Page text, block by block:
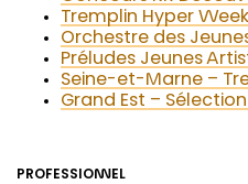
Tremplin Hyper
Orchestre des
Préludes Jeunes
Seine-et-Marne –
Grand Est –
PROFESSIONNEL